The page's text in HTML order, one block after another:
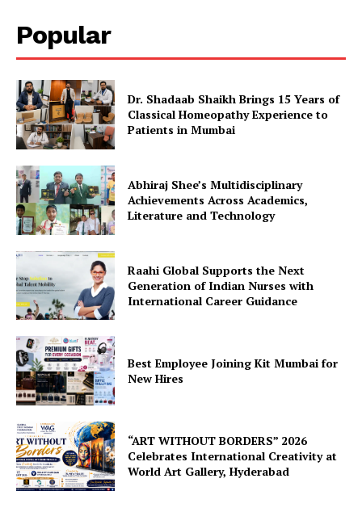
Popular
Dr. Shadaab Shaikh Brings 15 Years of
Classical Homeopathy Experience to
Patients in Mumbai
Abhiraj Shee’s Multidisciplinary
Achievements Across Academics,
Literature and Technology
Raahi Global Supports the Next
Generation of Indian Nurses with
International Career Guidance
Best Employee Joining Kit Mumbai for
New Hires
“ART WITHOUT BORDERS” 2026
Celebrates International Creativity at
World Art Gallery, Hyderabad